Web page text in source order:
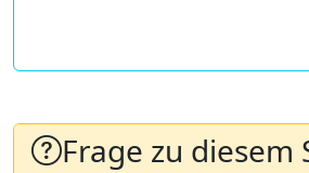
Frage zu